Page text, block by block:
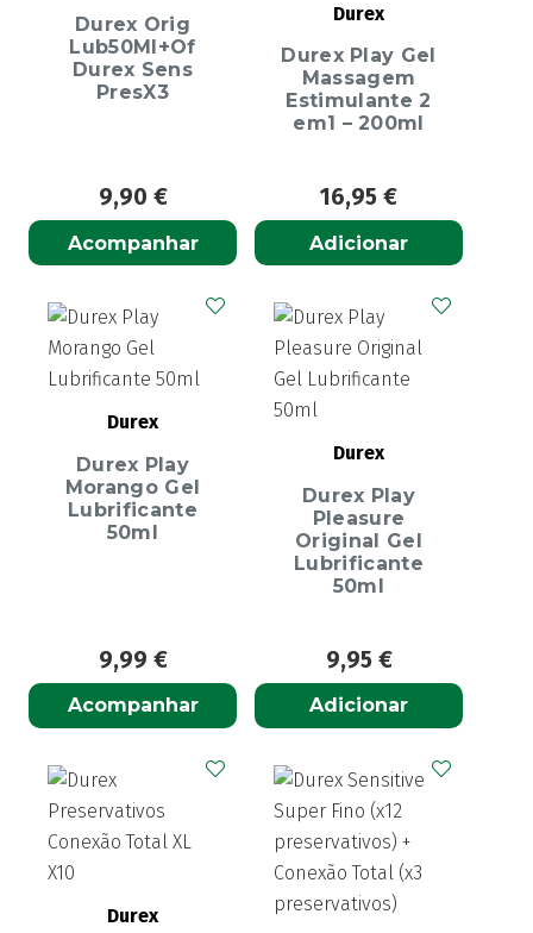
Durex Orig
Lub50Ml+Of
Durex Sens
PresX3
9,90 €
Acompanhar
Durex
Durex Play Gel
Massagem
Estimulante 2
em1 – 200ml
16,95 €
Adicionar
Durex
Durex Play
Morango Gel
Lubrificante
50ml
9,99 €
Acompanhar
Durex
Durex Play
Pleasure
Original Gel
Lubrificante
50ml
9,95 €
Adicionar
Durex